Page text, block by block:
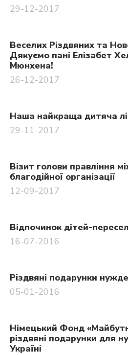
29-12-2017
Веселих Різдвяних та
Дякуємо пані Елізабет
Мюнхена!
26-12-2017
Наша найкраща дитяча
29-11-2017
Візит голови правління
благодійної організації
12-09-2017
Відпочинок дітей-
16-07-2016
Різдвяні подарунки
05-01-2016
Німецький Фонд
різдвяні подарунки для
Україні